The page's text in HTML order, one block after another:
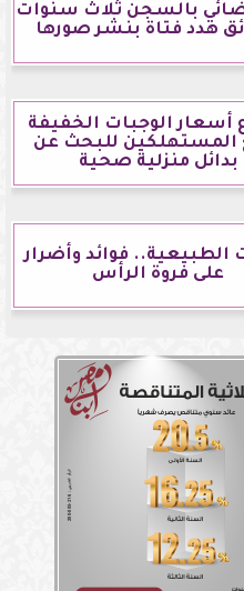
بالسجن ثلاث سنوات
هدد فتاة بنشر صورها
أسعار الوجبات الخفيفة
المستهلكين للبحث عن
بدائل منزلية صحية
الطبيعية.. فوائد وأضرار
على فروة الرأس